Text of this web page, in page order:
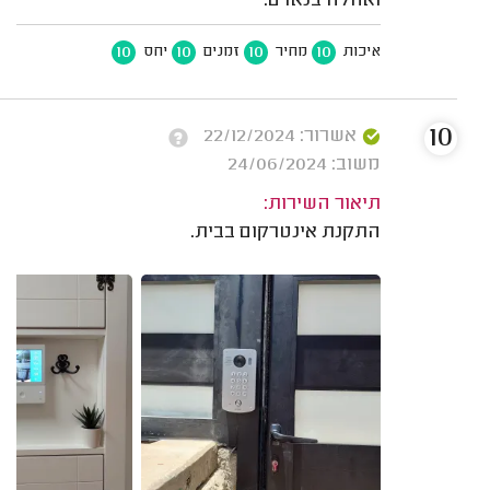
איכות 10 מחיר 10 זמנים 10 יחס 10
אשרור: 22/12/2024
משוב: 24/06/2024
תיאור השירות:
התקנת אינטרקום בבית.
10